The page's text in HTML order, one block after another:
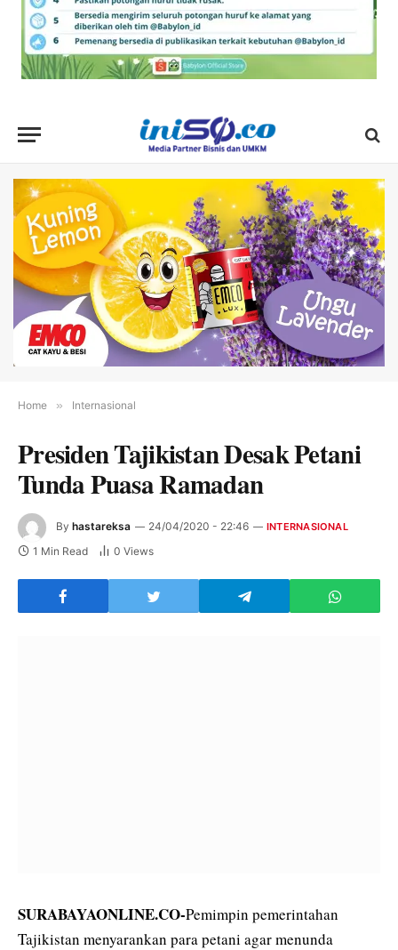
Home » Internasional
Presiden Tajikistan Desak Petani
Tunda Puasa Ramadan
By hastareksa 24/04/2020 - 22:46 INTERNASIONAL
1 Min Read 0 Views
SURABAYAONLINE.CO-Pemimpin pemerintahan
Tajikistan menyarankan para petani agar menunda